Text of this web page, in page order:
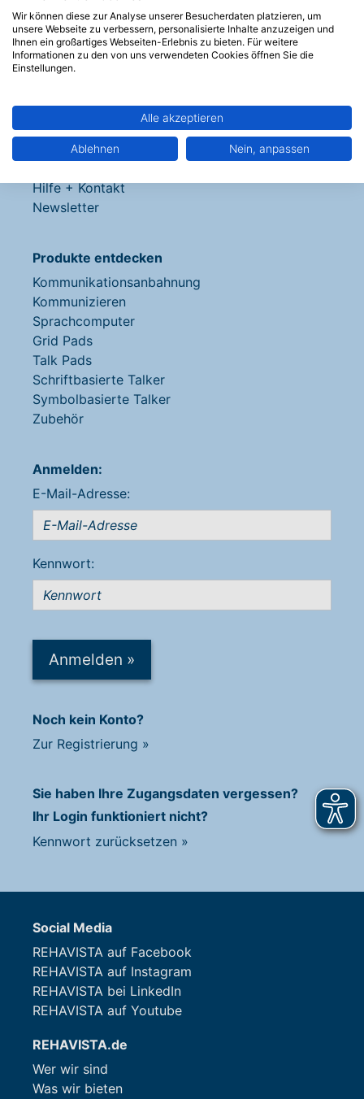
Beratungsanfrage
Ihr Weg zum Hilfsmittel
Materialiensammlung
Hilfe + Kontakt
Newsletter
Produkte entdecken
Kommunikationsanbahnung
Kommunizieren
Sprachcomputer
Grid Pads
Talk Pads
Schriftbasierte Talker
Symbolbasierte Talker
Zubehör
Anmelden:
E-Mail-Adresse:
Kennwort:
Anmelden »
Noch kein Konto?
Zur Registrierung »
Sie haben Ihre Zugangsdaten vergessen?
Ihr Login funktioniert nicht?
Kennwort zurücksetzen »
Social Media
REHAVISTA auf Facebook
REHAVISTA auf Instagram
REHAVISTA bei LinkedIn
REHAVISTA auf Youtube
REHAVISTA.de
Wer wir sind
Was wir bieten
Wir können diese zur Analyse unserer Besucherdaten platzieren, um
unsere Webseite zu verbessern, personalisierte Inhalte anzuzeigen und
Ihnen ein großartiges Webseiten-Erlebnis zu bieten. Für weitere
Informationen zu den von uns verwendeten Cookies öffnen Sie die
Einstellungen.
Alle akzeptieren
Ablehnen Nein, anpassen